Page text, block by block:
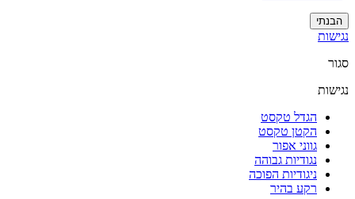
הבנתי
נגישות
סגור
נגישות
הגדל טקסט
הקטן טקסט
גווני אפור
נגודיות גבוהה
ניגודיות הפוכה
רקע בהיר